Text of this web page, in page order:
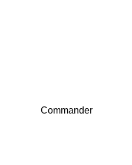
Commander